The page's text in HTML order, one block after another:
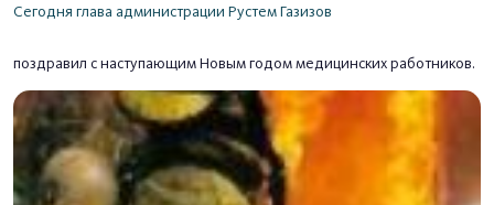
Сегодня глава администрации Рустем Газизов
поздравил с наступающим Новым годом медицинских работников.